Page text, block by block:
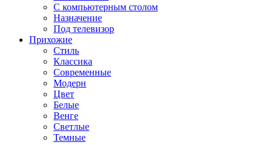
С компьютерным столом
Назначение
Под телевизор
Прихожие
Стиль
Классика
Современные
Модерн
Цвет
Белые
Венге
Светлые
Темные